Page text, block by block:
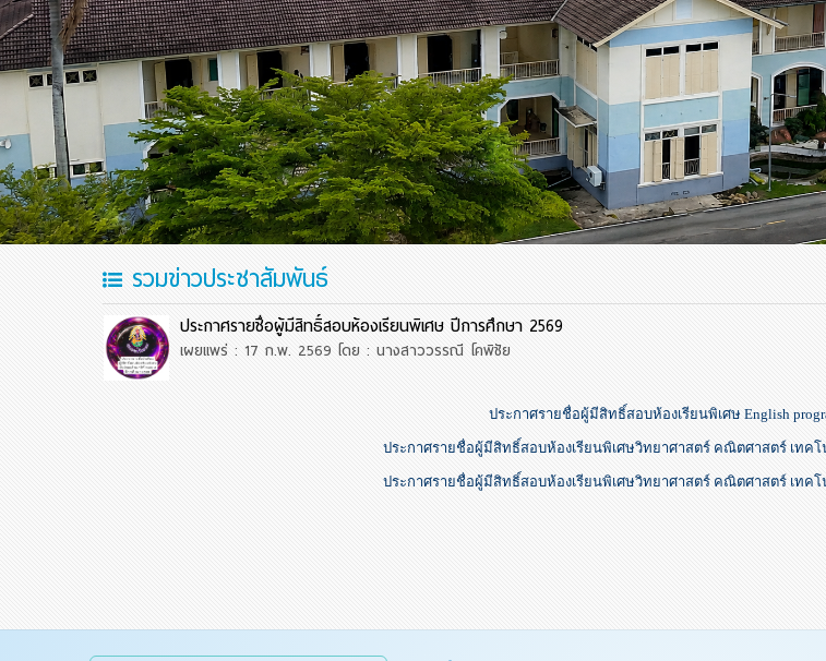
รวมข่าวประชาสัมพันธ์
ประกาศรายชื่อผู้มีสิทธิ์สอบห้องเรียนพิเศษ ปีการศึกษา 2569
เผยแพร่ : 17 ก.พ. 2569 โดย : นางสาววรรณี โคพิชัย
ประกาศรายชื่อผู้มีสิทธิ์สอบห้องเรียนพิเศษ English
ประกาศรายชื่อผู้มีสิทธิ์สอบห้องเรียนพิเศษวิทยาศาสตร์ คณิตศาสตร์ เทค
ประกาศรายชื่อผู้มีสิทธิ์สอบห้องเรียนพิเศษวิทยาศาสตร์ คณิตศาสตร์ เทค